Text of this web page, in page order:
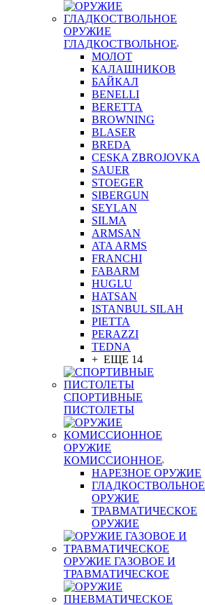
ОРУЖИЕ
ГЛАДКОСТВОЛЬНОЕ
МОЛОТ
КАЛАШНИКОВ
БАЙКАЛ
BENELLI
BERETTA
BROWNING
BLASER
BREDA
CESKA ZBROJOVKA
SAUER
STOEGER
SIBERGUN
SEYLAN
SILMA
ARMSAN
ATA ARMS
FRANCHI
FABARM
HUGLU
HATSAN
ISTANBUL SILAH
PIETTA
PERAZZI
TEDNA
+ ЕЩЕ 14
СПОРТИВНЫЕ
ПИСТОЛЕТЫ
ОРУЖИЕ
КОМИССИОННОЕ
НАРЕЗНОЕ ОРУЖИЕ
ГЛАДКОСТВОЛЬНОЕ
ОРУЖИЕ
ТРАВМАТИЧЕСКОЕ
ОРУЖИЕ
ОРУЖИЕ ГАЗОВОЕ И
ТРАВМАТИЧЕСКОЕ